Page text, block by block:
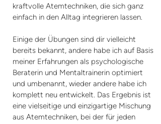
kraftvolle Atemtechniken, die sich ganz
einfach in den Alltag integrieren lassen.
Einige der Übungen sind dir vielleicht
bereits bekannt, andere habe ich auf Basis
meiner Erfahrungen als psychologische
Beraterin und Mentaltrainerin optimiert
und umbenannt, wieder andere habe ich
komplett neu entwickelt. Das Ergebnis ist
eine vielseitige und einzigartige Mischung
aus Atemtechniken, bei der für jeden